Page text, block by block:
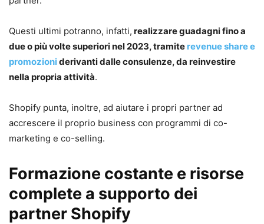
Questi ultimi potranno, infatti, realizzare guadagni fino a
due o più volte superiori nel 2023, tramite revenue share e
promozioniderivanti dalle consulenze, da reinvestire
nella propria attività.
Shopify punta, inoltre, ad aiutare i propri partner ad
accrescere il proprio business con programmi di co-
marketing e co-selling.
Formazione costante e risorse
complete a supporto dei
partner Shopify